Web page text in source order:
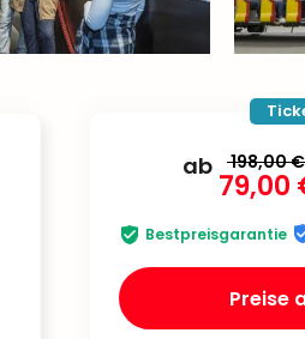
ab 198,00 €
79,00
Bestpreisgarantie
Preise